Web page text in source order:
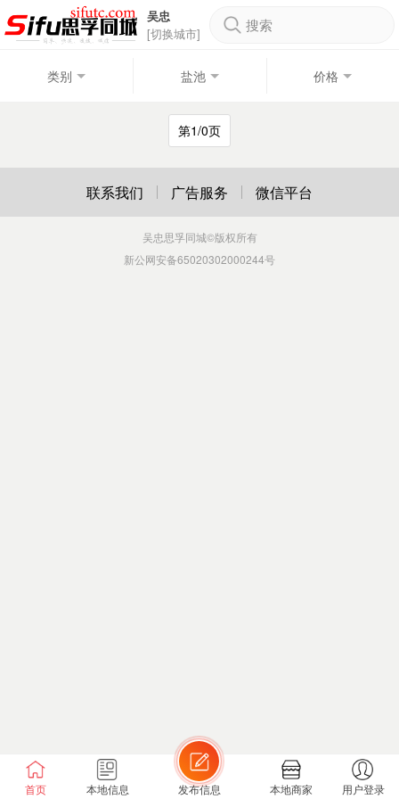
吴忠
[切换城市]
搜索
类别 盐池 价格
第1/0页
首页 本地信息 发布信息 本地商家 用户登录
联系我们 广告服务 微信平台
吴忠思孚同城©版权所有
新公网安备65020302000244号